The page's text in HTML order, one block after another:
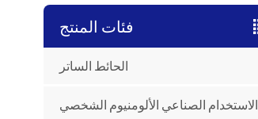
فئات المنتج
الحائط الساتر
الاستخدام الصناعي الألومنيوم الشخصي